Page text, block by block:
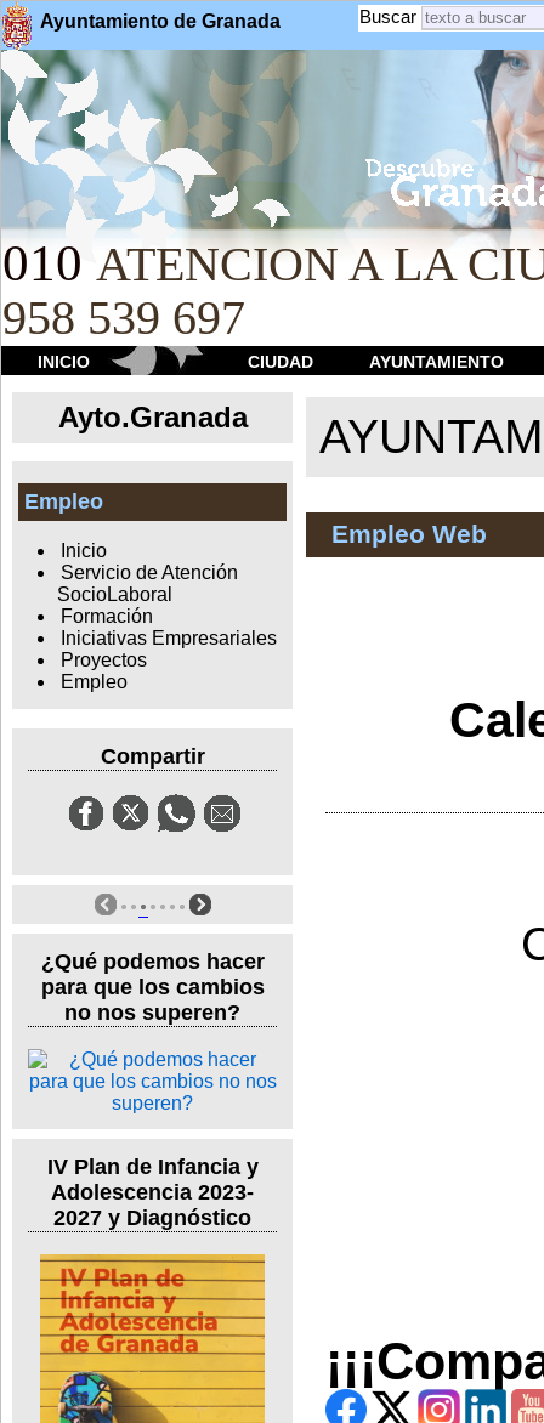
Ayuntamiento de Granada Buscar
010 ATENCION A LA
958 539 697
INICIO CIUDAD AYUNTAMIENTO
Ayto.Granada
Empleo
Inicio
Servicio de Atención
SocioLaboral
Formación
Iniciativas Empresariales
Proyectos
Empleo
Compartir
¿Qué podemos hacer
para que los cambios
no nos superen?
IV Plan de Infancia y
Adolescencia 2023-
2027 y Diagnóstico
Empleo Web